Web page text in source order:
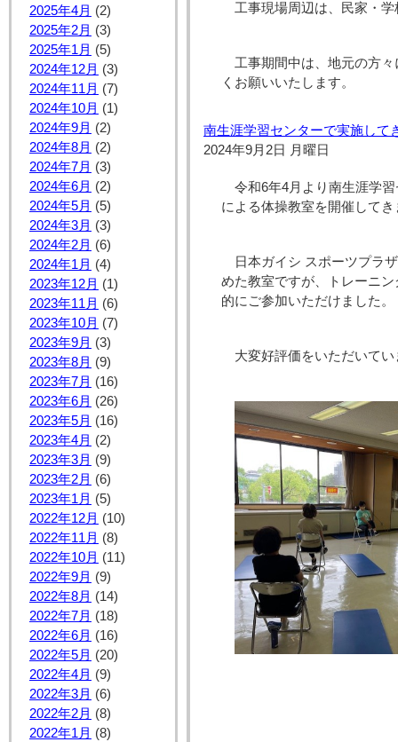
2025年4月 (2)
2025年2月 (3)
2025年1月 (5)
2024年12月 (3)
2024年11月 (7)
2024年10月 (1)
2024年9月 (2)
2024年8月 (2)
2024年7月 (3)
2024年6月 (2)
2024年5月 (5)
2024年3月 (3)
2024年2月 (6)
2024年1月 (4)
2023年12月 (1)
2023年11月 (6)
2023年10月 (7)
2023年9月 (3)
2023年8月 (9)
2023年7月 (16)
2023年6月 (26)
2023年5月 (16)
2023年4月 (2)
2023年3月 (9)
2023年2月 (6)
2023年1月 (5)
2022年12月 (10)
2022年11月 (8)
2022年10月 (11)
2022年9月 (9)
2022年8月 (14)
2022年7月 (18)
2022年6月 (16)
2022年5月 (20)
2022年4月 (9)
2022年3月 (6)
2022年2月 (8)
2022年1月 (8)
工事現場周辺は、民家・
工事期間中は、地元の方
くお願いいたします。
南生涯学習センターで実施して
2024年9月2日 月曜日
令和6年4月より南生涯学
による体操教室を開催して
日本ガイシ スポーツプラ
めた教室ですが、トレーニ
的にご参加いただけました。
大変好評価をいただいて